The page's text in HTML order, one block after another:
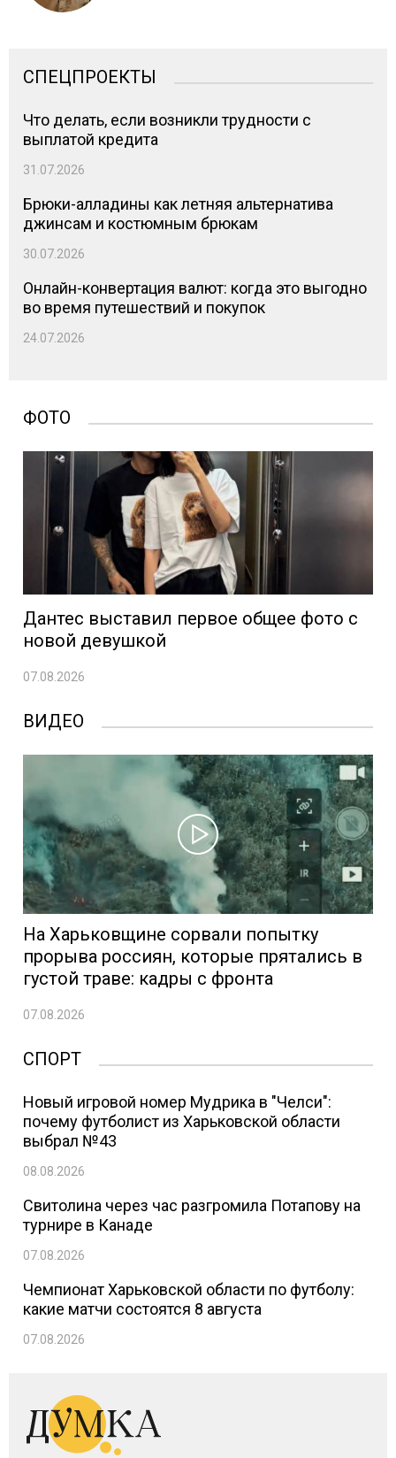
СПЕЦПРОЕКТЫ
Что делать, если возникли трудности с
выплатой кредита
31.07.2026
Брюки-алладины как летняя альтернатива
джинсам и костюмным брюкам
30.07.2026
Онлайн-конвертация валют: когда это выгодно
во время путешествий и покупок
24.07.2026
ФОТО
Дантес выставил первое общее фото с
новой девушкой
07.08.2026
ВИДЕО
На Харьковщине сорвали попытку
прорыва россиян, которые прятались в
густой траве: кадры с фронта
07.08.2026
СПОРТ
Новый игровой номер Мудрика в "Челси":
почему футболист из Харьковской области
выбрал №43
08.08.2026
Свитолина через час разгромила Потапову на
турнире в Канаде
07.08.2026
Чемпионат Харьковской области по футболу:
какие матчи состоятся 8 августа
07.08.2026